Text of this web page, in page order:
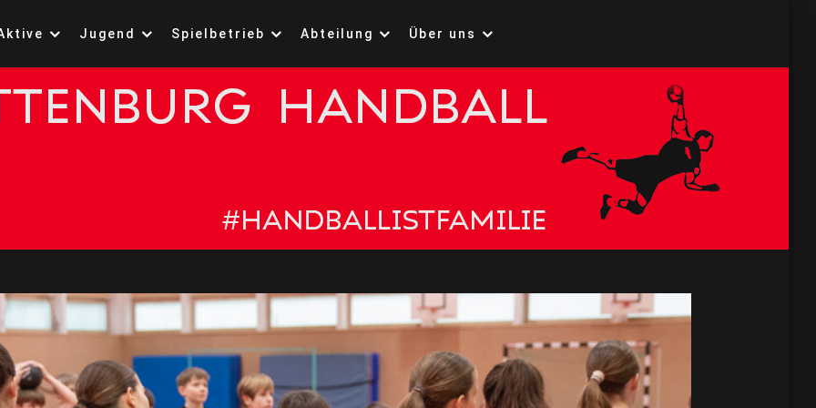
Jugend Spielbetrieb Abteilung Über uns